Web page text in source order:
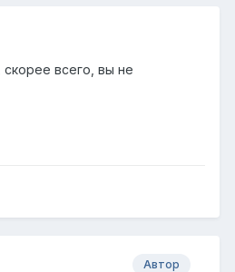
всего, вы не
Автор